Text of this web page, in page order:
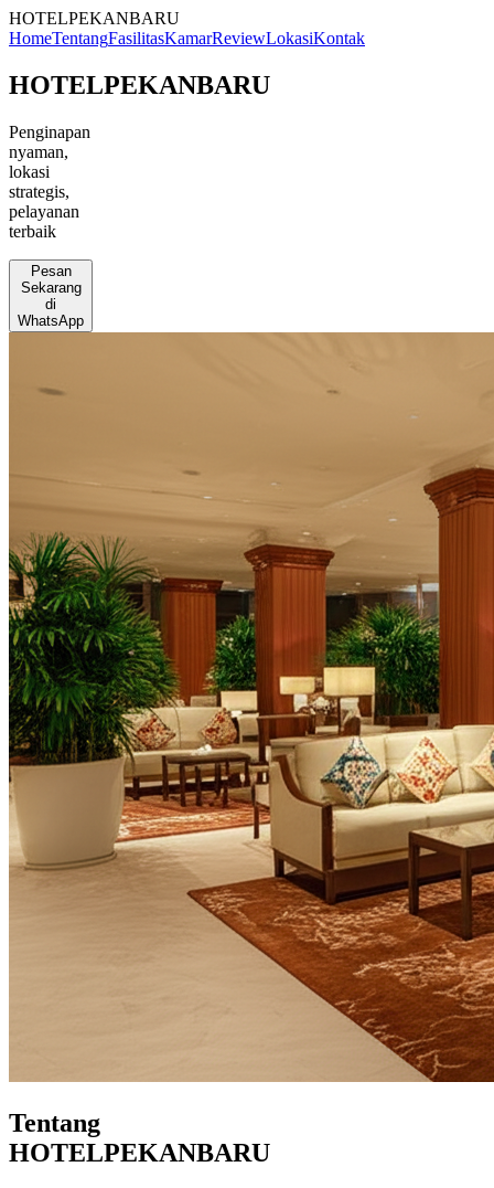
HOTELPEKANBARU
HomeTentangFasilitasKamarReviewLokasiKontak
HOTELPEKANBARU
Penginapan
nyaman,
lokasi
strategis,
pelayanan
terbaik
Pesan
Sekarang
di
WhatsApp
Tentang
HOTELPEKANBARU